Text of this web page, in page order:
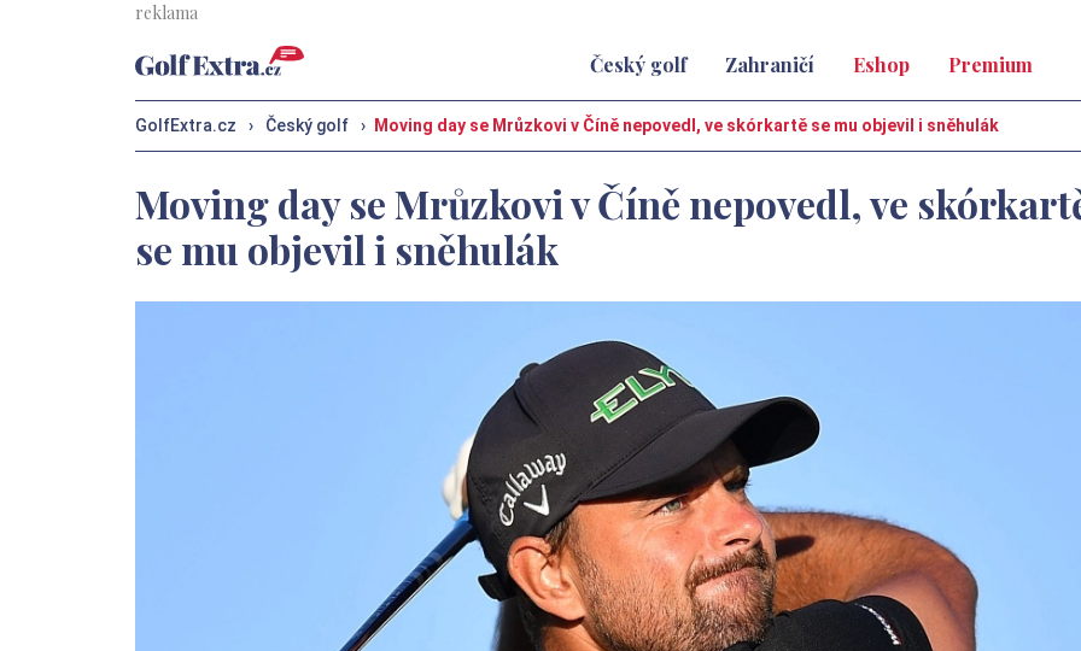
Český golf Zahraničí Eshop Premium
GolfExtra.cz › Český golf › Moving day se Mrůzkovi v Číně nepovedl, ve skórkartě se mu objevil i sněhulák
Moving day se Mrůzkovi v Číně nepovedl, ve
se mu objevil i sněhulák